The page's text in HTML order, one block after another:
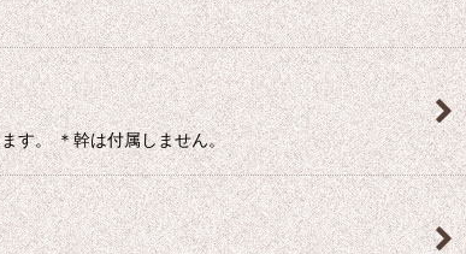
す。 ＊幹は付属しません。